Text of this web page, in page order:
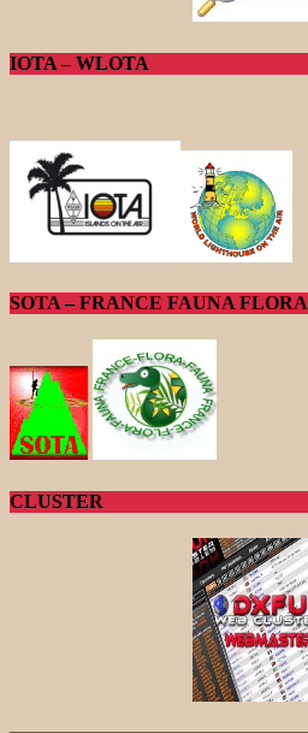
IOTA – WLOTA
SOTA – FRANCE FAUNA FLORA
CLUSTER